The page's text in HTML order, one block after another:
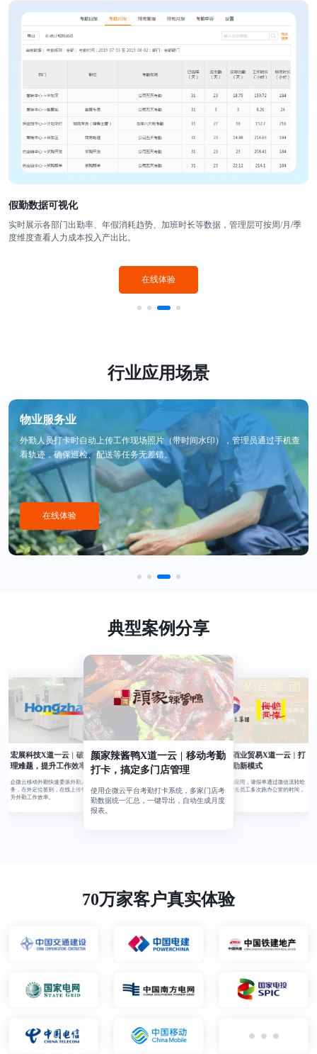
假勤数据可视化
实时展示各部门出勤率、年假消耗趋势、加班时长等数据，管理层可按周/月/季
度维度查看人力成本投入产出比。
在线体验
行业应用场景
物业服务业
外勤人员打卡时自动上传工作现场照片（带时间水印），管理员通过手机查
看轨迹，确保巡检、配送等任务无差错。
在线体验
典型案例分享
宏展科技X道一云 | 破解异地管
理难题，提升工作效率
企微云移动外勤快速委派外勤人员执行任
务，在外定位签到，在线上传售后反馈，提
升外勤工作效率。
颜家辣酱鸭X道一云 | 移动考勤
打卡，搞定多门店管理
使用企微云平台考勤打卡系统，多家门店考
勤数据统一汇总，一键导出，自动生成月度
报表。
贵州台海酒业贸易X道一云 | 打
造企业考勤新模式
企微请假出差应用，请假单通过微信流转给
领导审核，省去员工多次跑办公室的时间，
提高效率。
70万家客户真实体验